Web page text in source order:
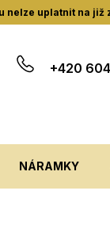
nelze uplatnit na
+420
NÁRAMKY